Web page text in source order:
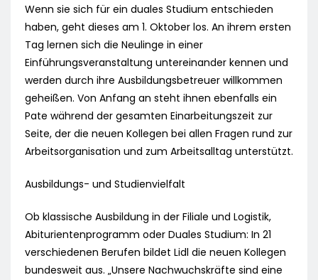
Wenn sie sich für ein duales Studium entschieden
haben, geht dieses am 1. Oktober los. An ihrem ersten
Tag lernen sich die Neulinge in einer
Einführungsveranstaltung untereinander kennen und
werden durch ihre Ausbildungsbetreuer willkommen
geheißen. Von Anfang an steht ihnen ebenfalls ein
Pate während der gesamten Einarbeitungszeit zur
Seite, der die neuen Kollegen bei allen Fragen rund zur
Arbeitsorganisation und zum Arbeitsalltag unterstützt.
Ausbildungs- und Studienvielfalt
Ob klassische Ausbildung in der Filiale und Logistik,
Abiturientenprogramm oder Duales Studium: In 21
verschiedenen Berufen bildet Lidl die neuen Kollegen
bundesweit aus. „Unsere Nachwuchskräfte sind eine